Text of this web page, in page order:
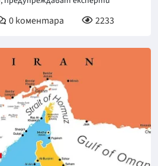
0коментара 2233